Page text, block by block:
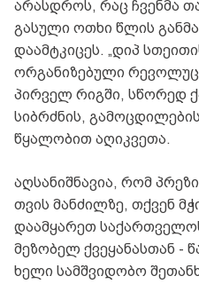
არასდროს, რაც ჩვენმა
გასული ოთხი წლის
დაამტკიცეს. „დიპ
ორგანიზებული
პირველ რიგში, სწორედ
სიბრძნის,
წყალობით აღიკვეთა.
აღსანიშნავია, რომ
თვის მანძილზე, თქვენ
დაამყარეთ
მეზობელ ქვეყანასთან -
ხელი სამშვიდობო